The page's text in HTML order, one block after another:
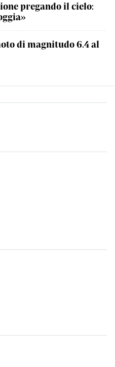
pregando il cielo:
di magnitudo 6.4 al